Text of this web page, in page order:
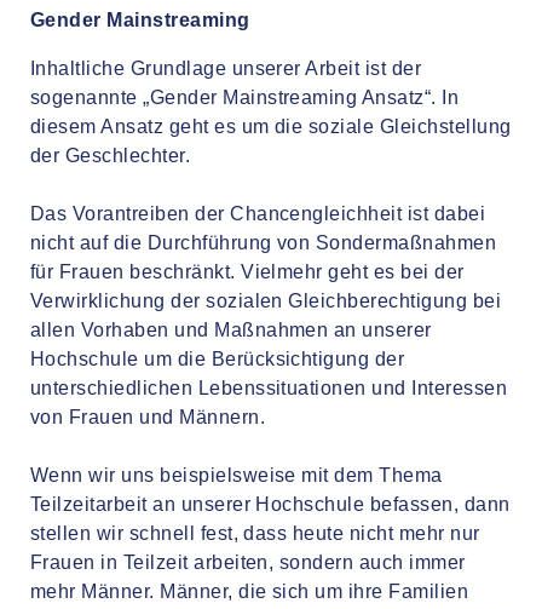
Gender Mainstreaming
Inhaltliche Grundlage unserer Arbeit ist der
sogenannte „Gender Mainstreaming Ansatz“. In
diesem Ansatz geht es um die soziale Gleichstellung
der Geschlechter.
Das Vorantreiben der Chancengleichheit ist dabei
nicht auf die Durchführung von Sondermaßnahmen
für Frauen beschränkt. Vielmehr geht es bei der
Verwirklichung der sozialen Gleichberechtigung bei
allen Vorhaben und Maßnahmen an unserer
Hochschule um die Berücksichtigung der
unterschiedlichen Lebenssituationen und Interessen
von Frauen und Männern.
Wenn wir uns beispielsweise mit dem Thema
Teilzeitarbeit an unserer Hochschule befassen, dann
stellen wir schnell fest, dass heute nicht mehr nur
Frauen in Teilzeit arbeiten, sondern auch immer
mehr Männer. Männer, die sich um ihre Familien